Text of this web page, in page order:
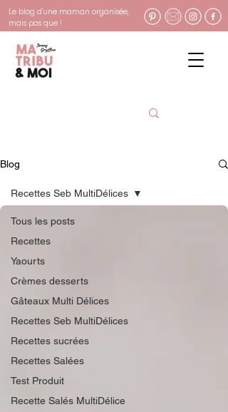
Le blog d'une maman organisée,
mais pas que !
Blog
Tous les posts
Recettes
Yaourts
Crèmes desserts
Gâteaux Multi Délices
Recettes Seb MultiDélices
Recettes sucrées
Recettes Salées
Test Produit
Recette Salés MultiDélice
Recettes Seb MultiDélices